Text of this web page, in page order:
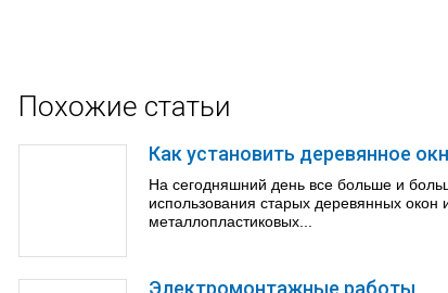
Похожие статьи
Как установить деревянное
На сегодняшний день все больше и
использования старых деревянных окон
металлопластиковых...
Электромонтажные работы